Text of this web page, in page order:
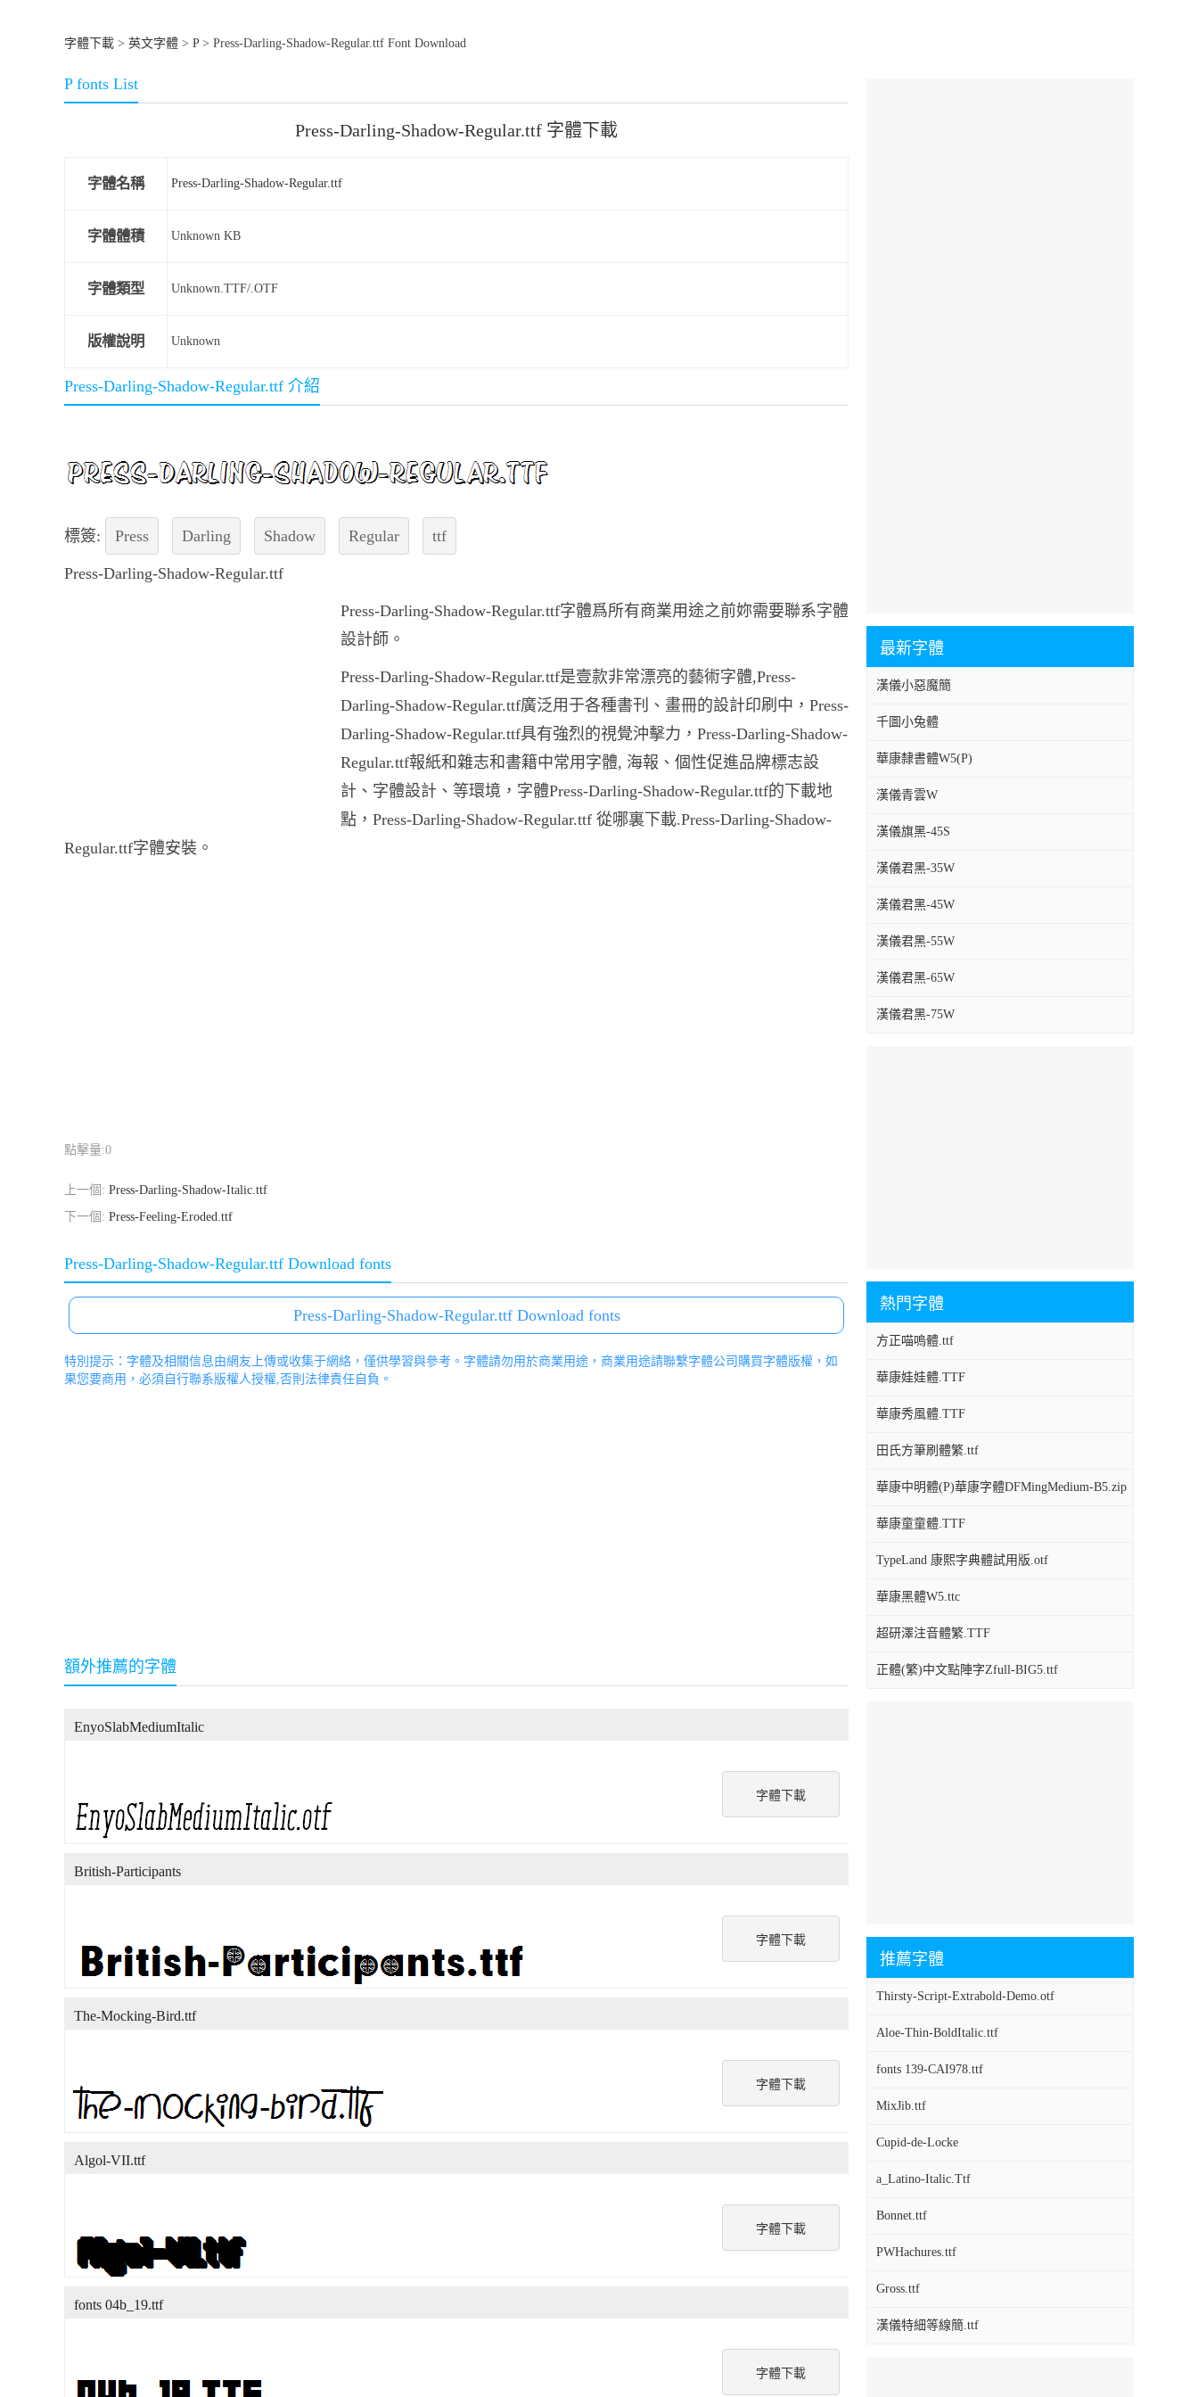
字體下載 > 英文字體 > P> Press-Darling-Shadow-Regular.ttf Font Download
最新字體
漢儀小惡魔簡
千圖小兔體
華康隸書體W5(P)
漢儀青雲W
漢儀旗黑-45S
漢儀君黑-35W
漢儀君黑-45W
漢儀君黑-55W
漢儀君黑-65W
漢儀君黑-75W
熱門字體
方正喵嗚體.ttf
華康娃娃體.TTF
華康秀風體.TTF
田氏方筆刷體繁.ttf
華康中明體(P)華康字體DFMingMedium-B5.zip
華康童童體.TTF
TypeLand 康熙字典體試用版.otf
華康黑體W5.ttc
超研澤注音體繁.TTF
正體(繁)中文點陣字Zfull-BIG5.ttf
推薦字體
Thirsty-Script-Extrabold-Demo.otf
Aloe-Thin-BoldItalic.ttf
fonts 139-CAI978.ttf
MixJib.ttf
Cupid-de-Locke
a_Latino-Italic.Ttf
Bonnet.ttf
PWHachures.ttf
Gross.ttf
漢儀特細等線簡.ttf
P fonts List
Press-Darling-Shadow-Regular.ttf 字體下載
字體名稱 Press-Darling-Shadow-Regular.ttf
字體體積 Unknown KB
字體類型 Unknown.TTF/.OTF
版權說明 Unknown
Press-Darling-Shadow-Regular.ttf 介紹
標簽: Press Darling Shadow Regular ttf
Press-Darling-Shadow-Regular.ttf
Press-Darling-Shadow-Regular.ttf字體爲所有商業用途之前妳需要聯系字體
設計師。
Press-Darling-Shadow-Regular.ttf是壹款非常漂亮的藝術字體,Press-
Darling-Shadow-Regular.ttf廣泛用于各種書刊、畫冊的設計印刷中，Press-
Darling-Shadow-Regular.ttf具有強烈的視覺沖擊力，Press-Darling-Shadow-
Regular.ttf報紙和雜志和書籍中常用字體, 海報、個性促進品牌標志設
計、字體設計、等環境，字體Press-Darling-Shadow-Regular.ttf的下載地
點，Press-Darling-Shadow-Regular.ttf 從哪裏下載.Press-Darling-Shadow-
Regular.ttf字體安裝。
點擊量:0
上一個: Press-Darling-Shadow-Italic.ttf
下一個: Press-Feeling-Eroded.ttf
Press-Darling-Shadow-Regular.ttf Download fonts
Press-Darling-Shadow-Regular.ttf Download fonts
特別提示：字體及相關信息由網友上傳或收集于網絡，僅供學習與參考。字體請勿用於商業用途，商業用途請聯繫字體公司購買字體版權，如
果您要商用，必須自行聯系版權人授權,否則法律責任自負。
額外推薦的字體
字體下載
EnyoSlabMediumItalic
字體下載
British-Participants
字體下載
The-Mocking-Bird.ttf
字體下載
Algol-VII.ttf
字體下載
fonts 04b_19.ttf